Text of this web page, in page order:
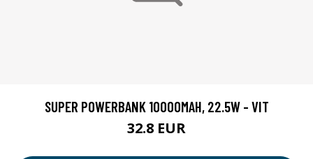
SUPER POWERBANK 10000MAH, 22.5W - VIT
32.8 EUR